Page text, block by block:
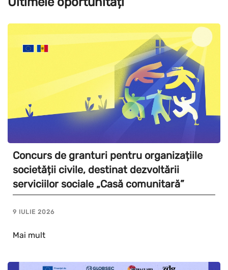
Concurs de granturi pentru organizațiile
societății civile, destinat dezvoltării
serviciilor sociale „Casă comunitară”
9 IULIE 2026
Mai mult